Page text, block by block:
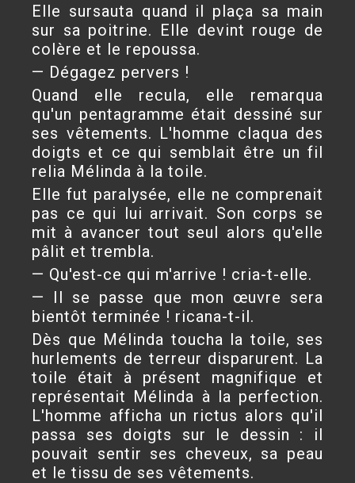
Elle sursauta quand il plaça sa main
sur sa poitrine. Elle devint rouge de
colère et le repoussa.
— Dégagez pervers !
Quand elle recula, elle remarqua
qu'un pentagramme était dessiné sur
ses vêtements. L'homme claqua des
doigts et ce qui semblait être un fil
relia Mélinda à la toile.
Elle fut paralysée, elle ne comprenait
pas ce qui lui arrivait. Son corps se
mit à avancer tout seul alors qu'elle
pâlit et trembla.
— Qu'est-ce qui m'arrive ! cria-t-elle.
— Il se passe que mon œuvre sera
bientôt terminée ! ricana-t-il.
Dès que Mélinda toucha la toile, ses
hurlements de terreur disparurent. La
toile était à présent magnifique et
représentait Mélinda à la perfection.
L'homme afficha un rictus alors qu'il
passa ses doigts sur le dessin : il
pouvait sentir ses cheveux, sa peau
et le tissu de ses vêtements.